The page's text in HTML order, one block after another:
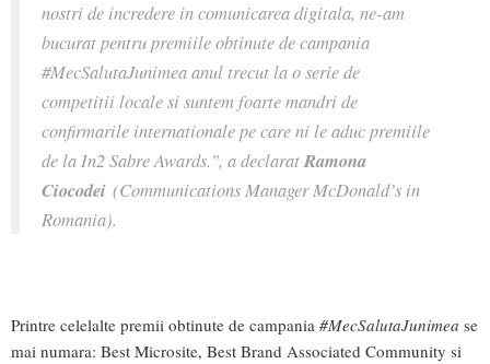
nostri de incredere in comunicarea digitala, ne-am
bucurat pentru premiile obtinute de campania
#MecSalutaJunimea anul trecut la o serie de
competitii locale si suntem foarte mandri de
confirmarile internationale pe care ni le aduc premiile
de la In2 Sabre Awards.", a declaratRamona
Ciocodei (Communications Manager McDonald’s in
Romania).
Printre celelalte premii obtinute de campania #MecSalutaJunimea se
mai numara: Best Microsite, Best Brand Associated Community si